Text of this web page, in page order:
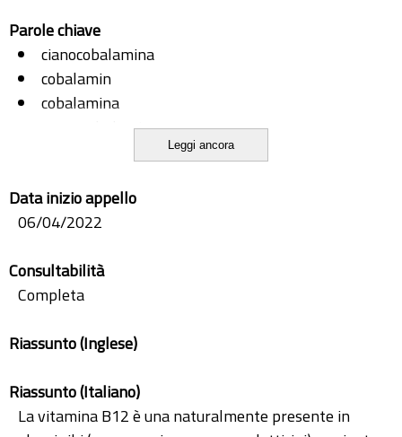
Parole chiave
cianocobalamina
cobalamin
cobalamina
cyanocobalamin
neurological disorders
patologie neuropsichiatriche
vitamina B12
Leggi ancora
Data inizio appello
06/04/2022
Consultabilità
Completa
Riassunto (Inglese)
Riassunto (Italiano)
La vitamina B12 è una naturalmente presente in